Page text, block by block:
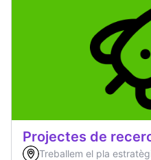
Projectes de
Treballem el pla